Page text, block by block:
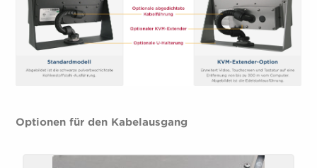
Optionen für den Kabelausgang